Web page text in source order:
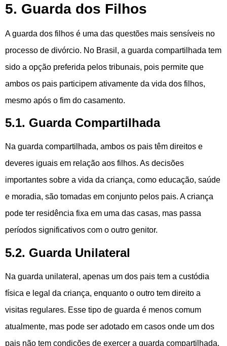
5. Guarda dos Filhos
A guarda dos filhos é uma das questões mais sensíveis no
processo de divórcio. No Brasil, a guarda compartilhada tem
sido a opção preferida pelos tribunais, pois permite que
ambos os pais participem ativamente da vida dos filhos,
mesmo após o fim do casamento.
5.1. Guarda Compartilhada
Na guarda compartilhada, ambos os pais têm direitos e
deveres iguais em relação aos filhos. As decisões
importantes sobre a vida da criança, como educação, saúde
e moradia, são tomadas em conjunto pelos pais. A criança
pode ter residência fixa em uma das casas, mas passa
períodos significativos com o outro genitor.
5.2. Guarda Unilateral
Na guarda unilateral, apenas um dos pais tem a custódia
física e legal da criança, enquanto o outro tem direito a
visitas regulares. Esse tipo de guarda é menos comum
atualmente, mas pode ser adotado em casos onde um dos
pais não tem condições de exercer a guarda compartilhada,